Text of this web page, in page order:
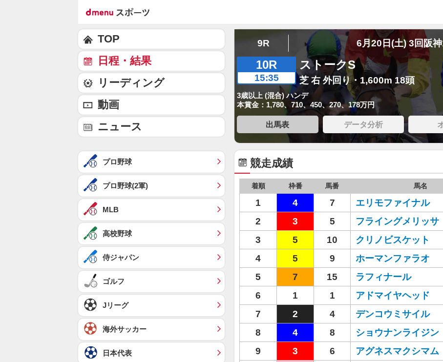
9R 6月20日(土) 3回阪神
10R
15:35
ストークS
芝 右 外回り・1,600m 18頭
3歳以上 (混合) ハンデ
本賞金：1,780、710、450、270、178万円
出馬表 データ分析
競走成績
着順 枠番 馬番 馬名
1 4 7 エリモファイナル
2
3 5 フライングメリッサ
3
5 10 クリノビスケット
4
5 9 ホーマンファラオ
5
7 15 ラフィナール
6
1 1 アドマイヤヘッド
7
2 4 デンコウミサイル
8
4 8 ショウナンライジン
9
3 6 アグネスマクシマム
TOP
日程・結果
リーディング
動画
ニュース
プロ野球
プロ野球(2軍)
MLB
高校野球
侍ジャパン
ゴルフ
Jリーグ
海外サッカー
日本代表